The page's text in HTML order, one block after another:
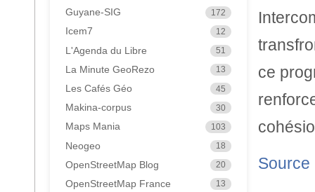
Guyane-SIG 172
Icem7 12
L'Agenda du Libre 51
La Minute GeoRezo 13
Les Cafés Géo 45
Makina-corpus 30
Maps Mania 103
Neogeo 18
OpenStreetMap Blog 20
OpenStreetMap France 13
ce
Source